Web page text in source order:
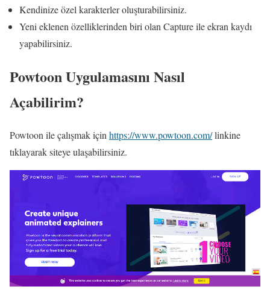
Kendinize özel karakterler oluşturabilirsiniz.
Yeni eklenen özelliklerinden biri olan Capture ile ekran kaydı
yapabilirsiniz.
Powtoon Uygulamasını Nasıl
Açabilirim?
Powtoon ile çalışmak içinhttps://www.powtoon.com/linkine
tıklayarak siteye ulaşabilirsiniz.